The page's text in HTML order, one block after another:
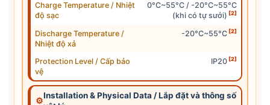
Charge Temperature / Nhiệt
độ sạc
0°C~55°C / -20°C~55°C
(khi có tự sưởi) [2]
Discharge Temperature /
Nhiệt độ xả
-20°C~55°C [2]
Protection Level / Cấp bảo
vệ
IP20 [2]
⚙
Installation & Physical Data / Lắp đặt và thông số